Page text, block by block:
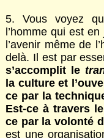
5. Vous voyez
l’homme qui est
l’avenir même de
delà. Il est par
s’accomplit le
la culture et
ce par la
Est-ce à travers
ce par la volonté
est une